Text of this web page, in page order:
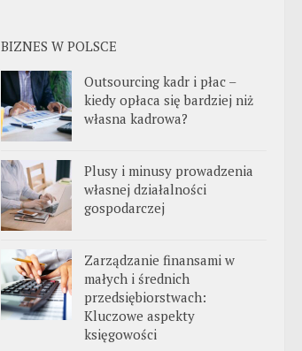
BIZNES W POLSCE
Outsourcing kadr i płac –
kiedy opłaca się bardziej niż
własna kadrowa?
Plusy i minusy prowadzenia
własnej działalności
gospodarczej
Zarządzanie finansami w
małych i średnich
przedsiębiorstwach:
Kluczowe aspekty
księgowości